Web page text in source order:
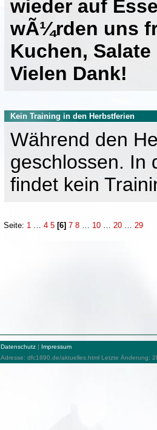
wieder auf
wÃ¼rden uns
Kuchen,
Vielen Dank!
Kein Training in den Herbstferien
Während den
geschlossen. In
findet kein
Seite: 1 … 4 5 [6] 7 8 … 10 … 20 … 29
Datenschutz | Impressum
Adresse: dfc1890.de/aktuelles.html Letzte Änderung: